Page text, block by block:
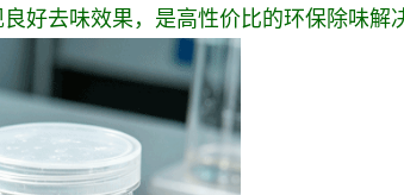
好去味效果，是高性价比的环保除味解